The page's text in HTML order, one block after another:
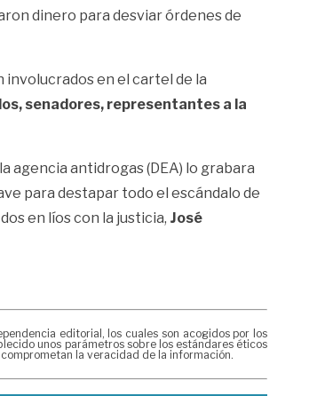
dinero para desviar órdenes de
en el cartel de la
senadores, representantes a la
agencia antidrogas (DEA) lo grabara
para destapar todo el escándalo de
en líos con la justicia, José
editorial, los cuales son acogidos por los
unos parámetros sobre los estándares éticos
la veracidad de la información.